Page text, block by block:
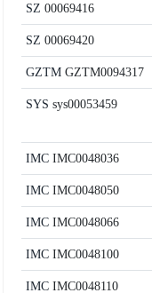
SZ 00069416
SZ 00069420
GZTM GZTM0094317
SYS sys00053459
IMC IMC0048036
IMC IMC0048050
IMC IMC0048066
IMC IMC0048100
IMC IMC0048110